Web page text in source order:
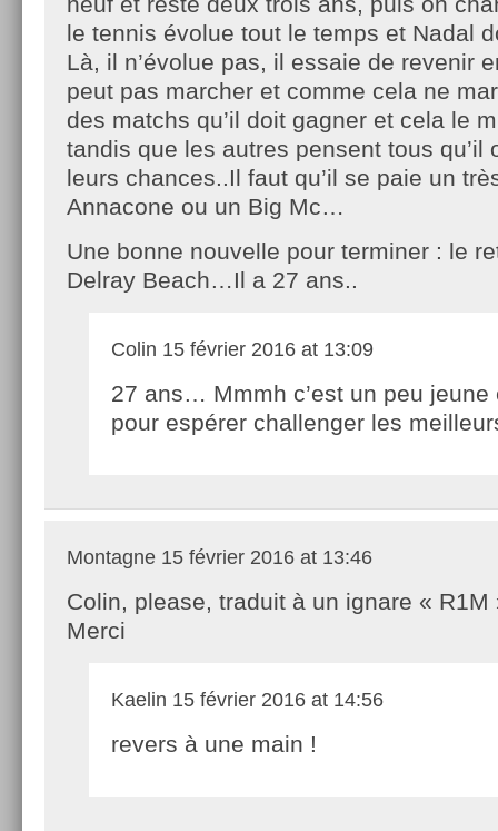
le tennis évolue tout le temps et Nadal
Là, il n’évolue pas, il essaie de revenir
peut pas marcher et comme cela ne
des matchs qu’il doit gagner et cela le
tandis que les autres pensent tous qu’il
leurs chances..Il faut qu’il se paie un
Annacone ou un Big Mc…
Une bonne nouvelle pour terminer : le
Delray Beach…Il a 27 ans..
Colin 15 février 2016 at 13:09
27 ans… Mmmh c’est un peu jeune
pour espérer challenger les
Montagne 15 février 2016 at 13:46
Colin, please, traduit à un ignare « R1M
Merci
Kaelin 15 février 2016 at 14:56
revers à une main !